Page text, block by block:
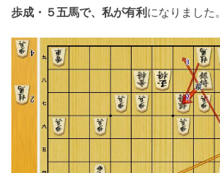
歩成・５五馬で、私が有利になりました。